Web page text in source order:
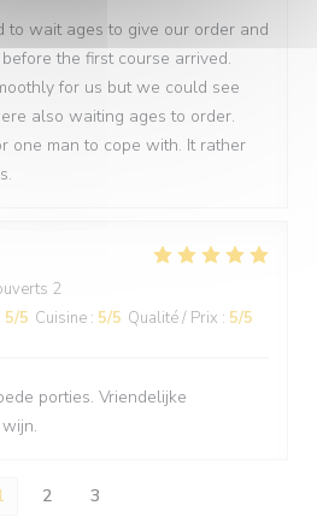
to wait ages to give our order and
the first course arrived.
for us but we could see
also waiting ages to order.
one man to cope with. It rather
2
5/5 Cuisine : 5/5 Qualité / Prix : 5/5
porties. Vriendelijke
2 3